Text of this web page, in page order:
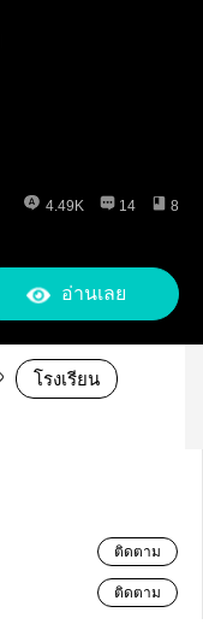
4.49K 14 8
อ่านเลย
โรงเรียน
ติดตาม
ติดตาม